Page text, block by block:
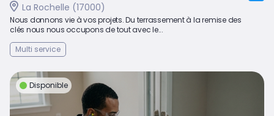
La Rochelle (17000)
Nous donnons vie à vos projets. Du terrassement à la remise des
clés nous nous occupons de tout avec le...
Multi service
Disponible